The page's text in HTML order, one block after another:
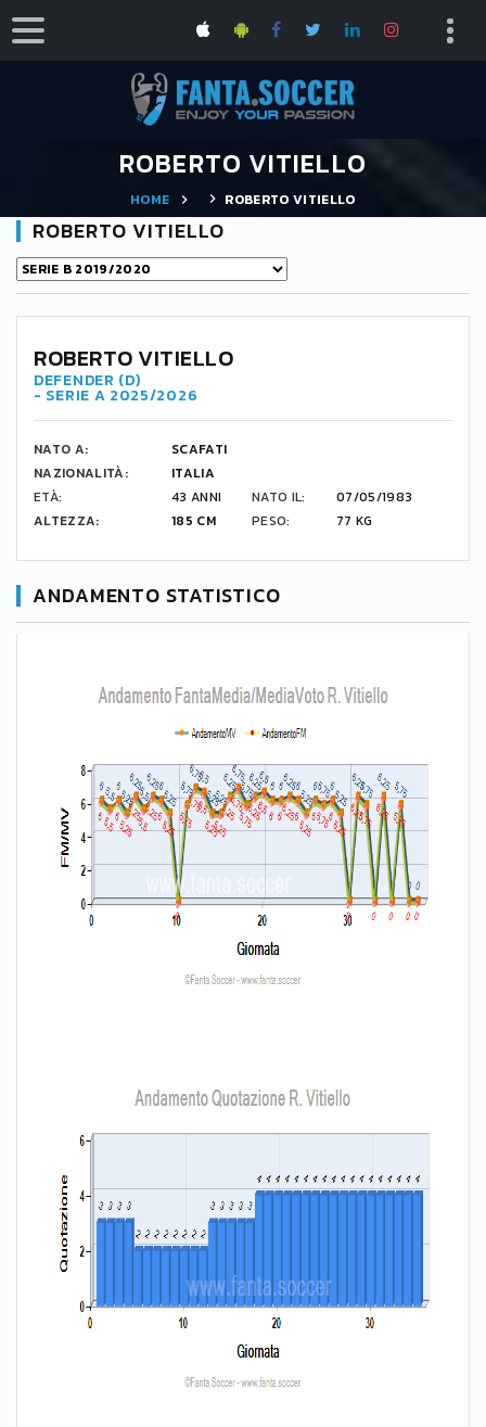
ROBERTO VITIELLO
HOME ROBERTO VITIELLO
ROBERTO VITIELLO
ROBERTO VITIELLO
DEFENDER (D)
- SERIE A 2025/2026
NATO A:
SCAFATI
NAZIONALITÀ:
ITALIA
ETÀ:
43 ANNI NATO IL:
07/05/1983
ALTEZZA:
185 CM PESO: 77 KG
ANDAMENTO STATISTICO